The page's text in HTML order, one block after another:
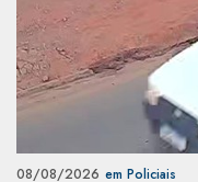
08/08/2026 em Policiais